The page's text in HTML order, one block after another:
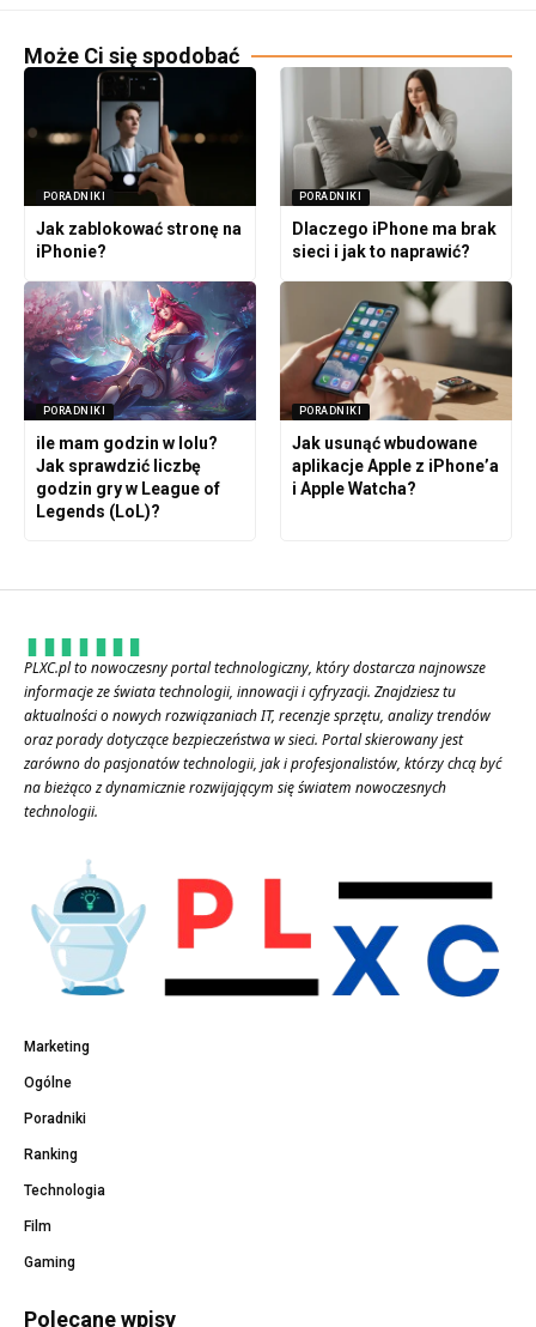
Może Ci się spodobać
PORADNIKI
Jak zablokować stronę na
iPhonie?
PORADNIKI
Dlaczego iPhone ma brak
sieci i jak to naprawić?
PORADNIKI
ile mam godzin w lolu?
Jak sprawdzić liczbę
godzin gry w League of
Legends (LoL)?
PORADNIKI
Jak usunąć wbudowane
aplikacje Apple z iPhone’a
i Apple Watcha?
PLXC.pl to nowoczesny portal technologiczny, który dostarcza najnowsze
informacje ze świata technologii, innowacji i cyfryzacji. Znajdziesz tu
aktualności o nowych rozwiązaniach IT, recenzje sprzętu, analizy trendów
oraz porady dotyczące bezpieczeństwa w sieci. Portal skierowany jest
zarówno do pasjonatów technologii, jak i profesjonalistów, którzy chcą być
na bieżąco z dynamicznie rozwijającym się światem nowoczesnych
technologii.
Marketing
Ogólne
Poradniki
Ranking
Technologia
Film
Gaming
Polecane wpisy